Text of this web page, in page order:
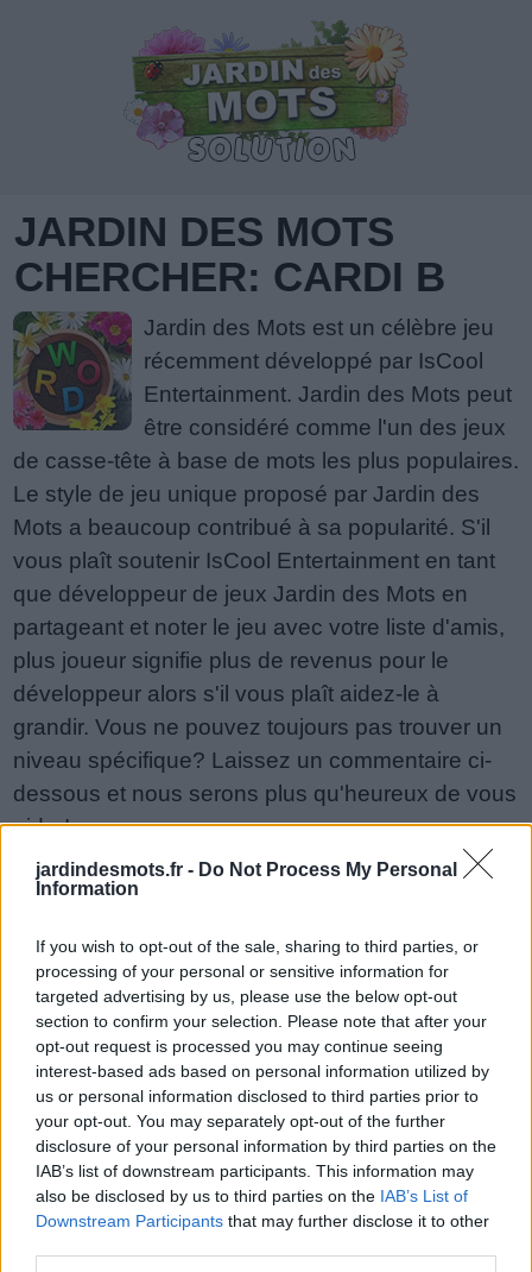
jardindesmots.fr - Do Not Process My Personal
Information
If you wish to opt-out of the sale, sharing to third parties, or
processing of your personal or sensitive information for
targeted advertising by us, please use the below opt-out
section to confirm your selection. Please note that after your
opt-out request is processed you may continue seeing
interest-based ads based on personal information utilized by
us or personal information disclosed to third parties prior to
your opt-out. You may separately opt-out of the further
disclosure of your personal information by third parties on the
IAB’s list of downstream participants. This information may
also be disclosed by us to third parties on the IAB’s List of
Downstream Participants that may further disclose it to other
JARDIN DES MOTS
CHERCHER: CARDI B
Jardin des Mots est un célèbre jeu
récemment développé par IsCool
Entertainment. Jardin des Mots peut
être considéré comme l'un des jeux
de casse-tête à base de mots les plus populaires.
Le style de jeu unique proposé par Jardin des
Mots a beaucoup contribué à sa popularité. S'il
vous plaît soutenir IsCool Entertainment en tant
que développeur de jeux Jardin des Mots en
partageant et noter le jeu avec votre liste d'amis,
plus joueur signifie plus de revenus pour le
développeur alors s'il vous plaît aidez-le à
grandir. Vous ne pouvez toujours pas trouver un
niveau spécifique? Laissez un commentaire ci-
dessous et nous serons plus qu'heureux de vous
aider!
Réponses mises à jour: 2026-05-19
Entrez
toutes
les
lettres
puzzle:
Chercher
Désolé, nous n'avons pas trouvé votre puzzle,
nous avons donc généré une liste de mots qui
pourraient vous être utiles.
1. C A
2.
B R I D
A